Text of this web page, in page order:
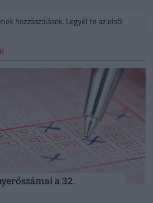
hozzászólások. Legyél te az első!
a 32.